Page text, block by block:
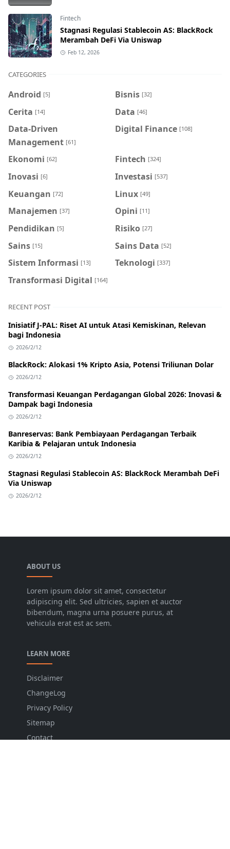
Fintech
Stagnasi Regulasi Stablecoin AS: BlackRock
Merambah DeFi Via Uniswap
Feb 12, 2026
CATEGORIES
Android [5] Bisnis [32]
Cerita [14] Data [46]
Data-Driven
Management [61]
Digital Finance [108]
Ekonomi [62] Fintech [324]
Inovasi [6] Investasi [537]
Keuangan [72] Linux [49]
Manajemen [37] Opini [11]
Pendidikan [5] Risiko [27]
Sains [15] Sains Data [52]
Sistem Informasi [13] Teknologi [337]
Transformasi Digital [164]
RECENT POST
Inisiatif J-PAL: Riset AI untuk Atasi Kemiskinan, Relevan
bagi Indonesia
2026/2/12
BlackRock: Alokasi 1% Kripto Asia, Potensi Triliunan Dolar
2026/2/12
Transformasi Keuangan Perdagangan Global 2026: Inovasi &
Dampak bagi Indonesia
2026/2/12
Banreservas: Bank Pembiayaan Perdagangan Terbaik
Karibia & Pelajaran untuk Indonesia
2026/2/12
Stagnasi Regulasi Stablecoin AS: BlackRock Merambah DeFi
Via Uniswap
2026/2/12
ABOUT US
Lorem ipsum dolor sit amet, consectetur
adipiscing elit. Sed ultricies, sapien et auctor
bibendum, magna urna posuere purus, at
vehicula erat est ac sem.
LEARN MORE
Disclaimer
ChangeLog
Privacy Policy
Sitemap
Contact